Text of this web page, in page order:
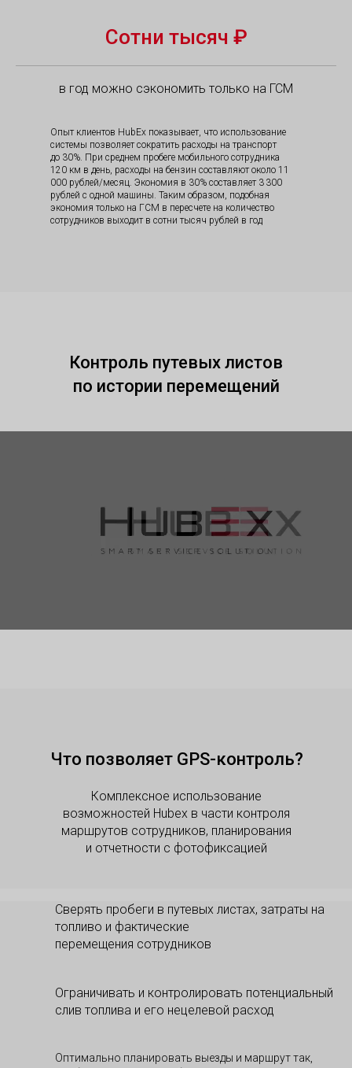
Сотни тысяч ₽
в год можно сэкономить только на ГСМ
Опыт клиентов HubEx показывает, что использование
системы позволяет сократить расходы на транспорт
до 30%. При среднем пробеге мобильного сотрудника
120 км в день, расходы на бензин составляют около 11
000 рублей/месяц. Экономия в 30% составляет 3 300
рублей с одной машины. Таким образом, подобная
экономия только на ГСМ в пересчете на количество
сотрудников выходит в сотни тысяч рублей в год
Контроль путевых листов
по истории перемещений
Что позволяет GPS-контроль?
Комплексное использование
возможностей Hubex в части контроля
маршрутов сотрудников, планирования
и отчетности с фотофиксацией
Сверять пробеги в путевых листах, затраты на
топливо и фактические
перемещения сотрудников
Ограничивать и контролировать потенциальный
слив топлива и его нецелевой расход
Оптимально планировать выезды и маршрут так,